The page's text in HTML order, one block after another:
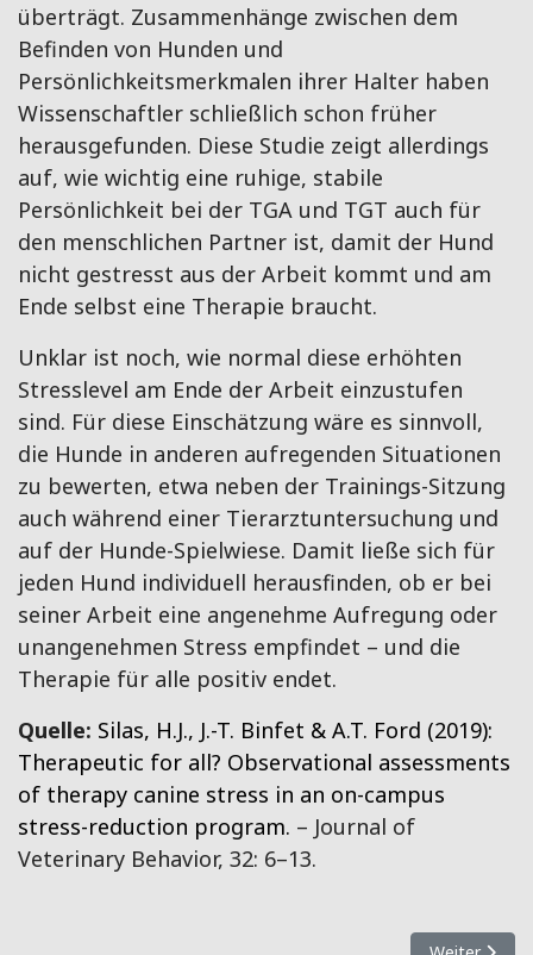
überträgt. Zusammenhänge zwischen dem
Befinden von Hunden und
Persönlichkeitsmerkmalen ihrer Halter haben
Wissenschaftler schließlich schon früher
herausgefunden. Diese Studie zeigt allerdings
auf, wie wichtig eine ruhige, stabile
Persönlichkeit bei der TGA und TGT auch für
den menschlichen Partner ist, damit der Hund
nicht gestresst aus der Arbeit kommt und am
Ende selbst eine Therapie braucht.
Unklar ist noch, wie normal diese erhöhten
Stresslevel am Ende der Arbeit einzustufen
sind. Für diese Einschätzung wäre es sinnvoll,
die Hunde in anderen aufregenden Situationen
zu bewerten, etwa neben der Trainings-Sitzung
auch während einer Tierarztuntersuchung und
auf der Hunde-Spielwiese. Damit ließe sich für
jeden Hund individuell herausfinden, ob er bei
seiner Arbeit eine angenehme Aufregung oder
unangenehmen Stress empfindet – und die
Therapie für alle positiv endet.
Quelle: Silas, H.J., J.-T. Binfet & A.T. Ford (2019):
Therapeutic for all? Observational assessments
of therapy canine stress in an on-campus
stress-reduction program. – Journal of
Veterinary Behavior, 32: 6–13.
Nächster